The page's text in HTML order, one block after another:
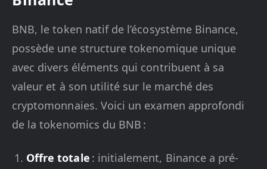
BNB, le token natif de l’écosystème Binance,
possède une structure tokenomique unique
avec divers éléments qui contribuent à sa
valeur et à son utilité sur le marché des
cryptomonnaies. Voici un examen approfondi
de la tokenomics du BNB :
Offre totale : initialement, Binance a pré-